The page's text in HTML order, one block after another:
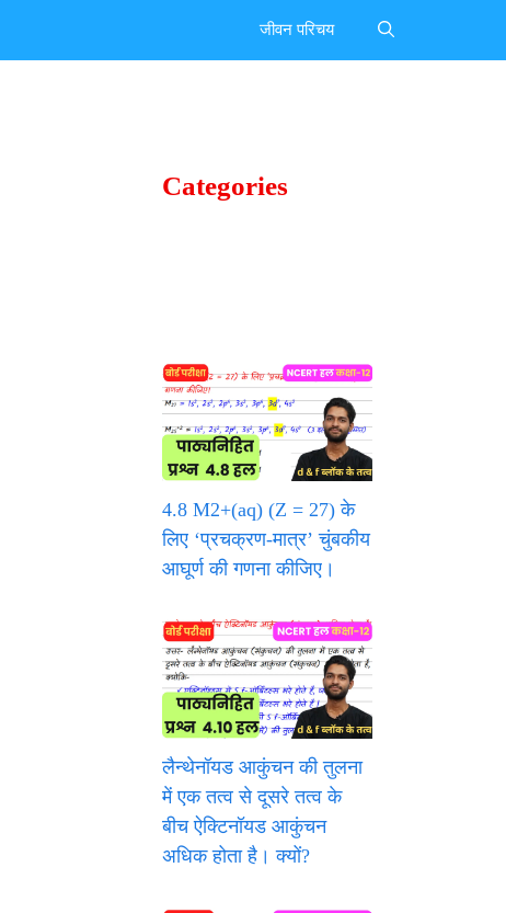
जीवन परिचय
Categories
4.8 M2+(aq) (Z = 27) के
लिए ‘प्रचक्रण-मात्र’ चुंबकीय
आघूर्ण की गणना कीजिए।
लैन्थेनॉयड आकुंचन की तुलना
में एक तत्व से दूसरे तत्व के
बीच ऐक्टिनॉयड आकुंचन
अधिक होता है। क्यों?